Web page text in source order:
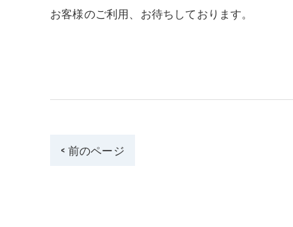
お客様のご利用、お待ちしております。
< 前のページ